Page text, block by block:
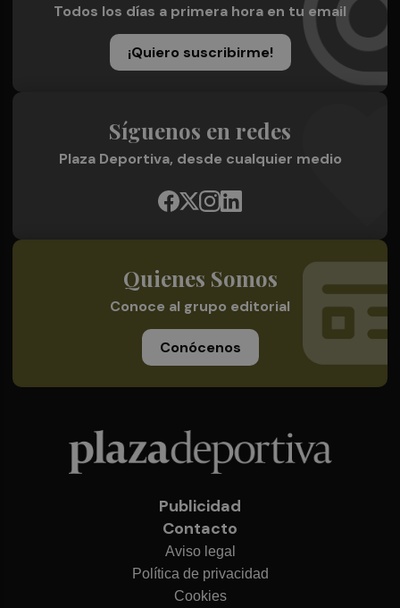
Todos los días a primera hora en tu email
¡Quiero suscribirme!
Síguenos en redes
Plaza Deportiva, desde cualquier medio
Quienes Somos
Conoce al grupo editorial
Conócenos
Publicidad
Contacto
Aviso legal
Política de privacidad
Cookies